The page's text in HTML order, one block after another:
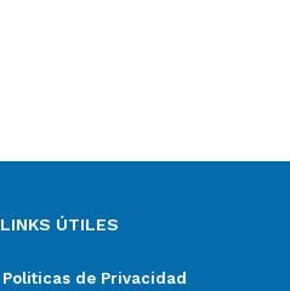
LINKS ÚTILES
Politicas de Privacidad